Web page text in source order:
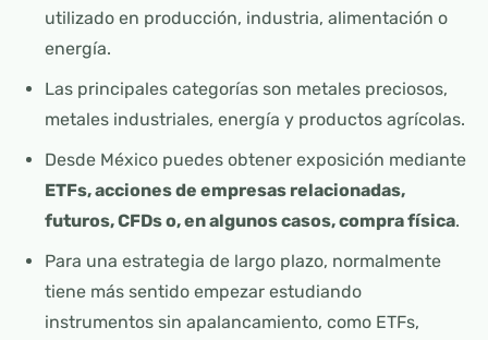
utilizado en producción, industria, alimentación o
energía.
Las principales categorías son metales preciosos,
metales industriales, energía y productos agrícolas.
Desde México puedes obtener exposición mediante
ETFs, acciones de empresas relacionadas,
futuros, CFDs o, en algunos casos, compra física.
Para una estrategia de largo plazo, normalmente
tiene más sentido empezar estudiando
instrumentos sin apalancamiento, como ETFs,